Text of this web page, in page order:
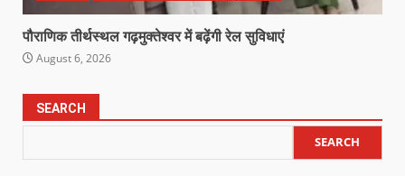
पौराणिक तीर्थस्थल गढ़मुक्तेश्वर में बढ़ेंगी रेल सुविधाएं
August 6, 2026
SEARCH
SEARCH